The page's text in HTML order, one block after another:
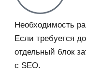
Необходимость
Если требуется
отдельный блок
с SEO.